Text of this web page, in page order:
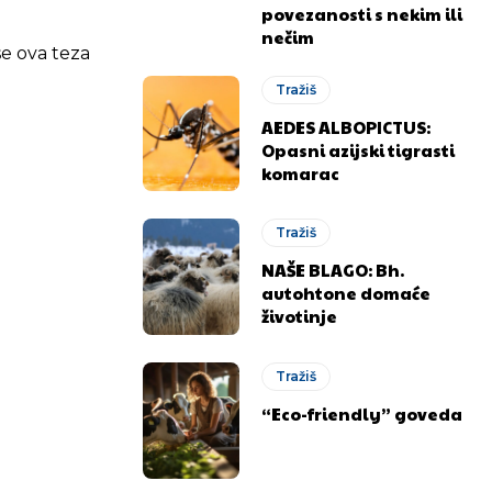
ova teza
povezanosti s nekim ili
nečim
Tražiš
AEDES ALBOPICTUS:
Opasni azijski tigrasti
komarac
Tražiš
NAŠE BLAGO: Bh.
autohtone domaće
životinje
Tražiš
“Eco-friendly” goveda